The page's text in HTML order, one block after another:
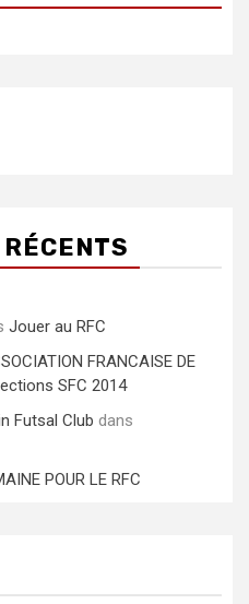
Jouer au RFC
FRANCAISE DE
SFC 2014
Futsal Club dans
POUR LE RFC